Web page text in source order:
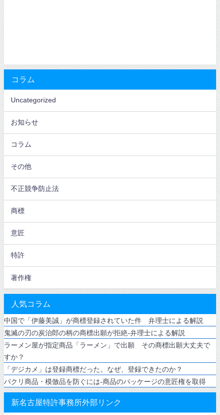
コラム
Uncategorized
お知らせ
コラム
その他
不正競争防止法
商標
意匠
特許
著作権
人気コラム
中国で「伊藤美誠」が商標登録されていた件 弁理士による解説
鬼滅の刃の炭治郎の柄の商標出願が拒絶-弁理士による解説
ラーメン屋が指定商品「ラーメン」で出願 その商標出願大丈夫で
すか？
「デジカメ」は登録商標だった。なぜ、登録できたのか？
パクリ商品・模倣品を防ぐには-商品のパッケージの意匠権を取得
新名古屋特許事務所外部リンク